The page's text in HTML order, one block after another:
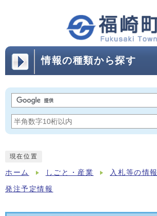
情報の種類から探す
現在位置
ホーム しごと・産業 入札等の情報
発注予定情報